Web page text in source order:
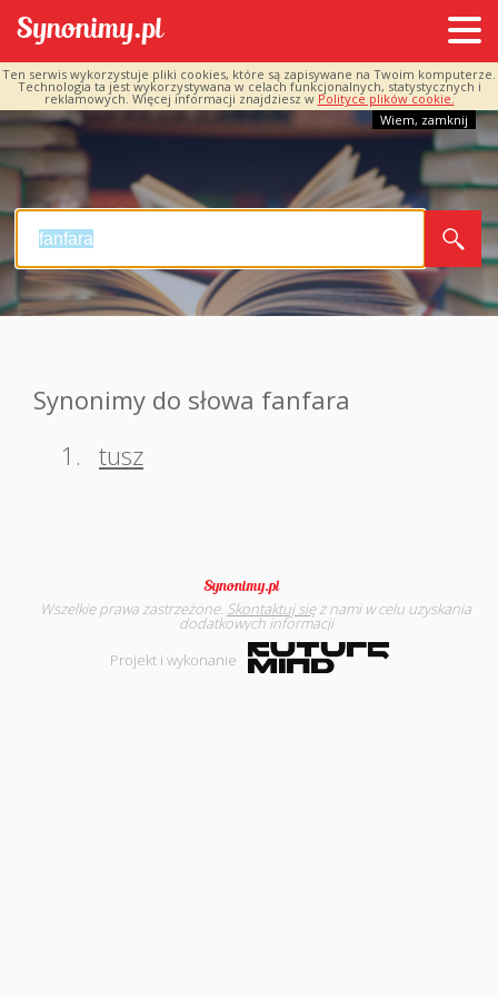
Ten serwis wykorzystuje pliki cookies, które są zapisywane na Twoim komputerze.
Technologia ta jest wykorzystywana w celach funkcjonalnych, statystycznych i
reklamowych. Więcej informacji znajdziesz w Polityce plików cookie.
Wiem, zamknij
Synonimy do słowa fanfara
1. tusz
Wszelkie prawa zastrzeżone. Skontaktuj sięz nami w celu uzyskania
dodatkowych informacji
Projekt i wykonanie